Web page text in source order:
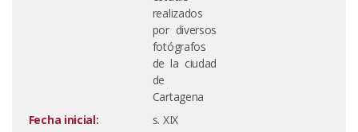
realizados
por diversos
fotógrafos
de la ciudad
de
Cartagena
Fecha inicial:
s. XIX